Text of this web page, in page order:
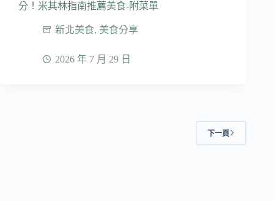
分！米其林指南推薦美食-附菜單
新北美食, 美食分享
2026 年 7 月 29 日
下一頁